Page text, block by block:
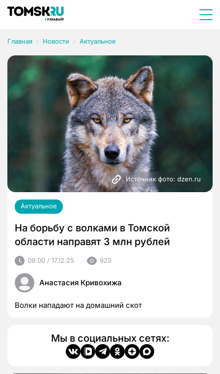
Главная Новости Актуальное
Источник фото: dzen.ru
Актуальное
На борьбу с волками в Томской
области направят 3 млн рублей
09:00 / 17.12.25 923
Анастасия Кривохижа
Волки нападают на домашний скот
Мы в социальных сетях: